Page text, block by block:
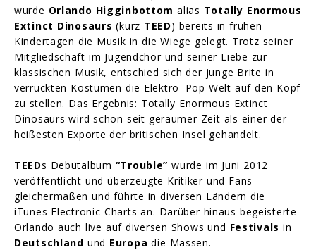
wurde Orlando Higginbottom alias Totally Enormous
Extinct Dinosaurs(kurz TEED) bereits in frühen
Kindertagen die Musik in die Wiege gelegt. Trotz seiner
Mitgliedschaft im Jugendchor und seiner Liebe zur
klassischen Musik, entschied sich der junge Brite in
verrückten Kostümen die Elektro–Pop Welt auf den Kopf
zu stellen. Das Ergebnis: Totally Enormous Extinct
Dinosaurs wird schon seit geraumer Zeit als einer der
heißesten Exporte der britischen Insel gehandelt.
TEEDs Debütalbum “Trouble” wurde im Juni 2012
veröffentlicht und überzeugte Kritiker und Fans
gleichermaßen und führte in diversen Ländern die
iTunes Electronic-Charts an. Darüber hinaus begeisterte
Orlando auch live auf diversen Shows und Festivalsin
Deutschland und Europa die Massen.